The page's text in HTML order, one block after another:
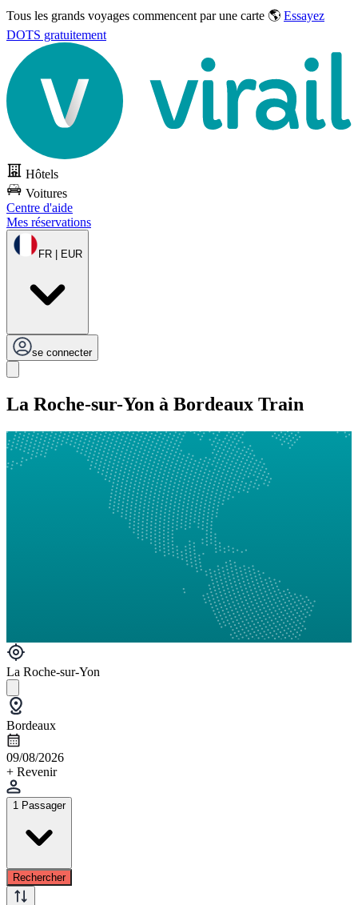
Tous les grands voyages commencent par une carte 🌎 Essayez
DOTS gratuitement
Hôtels
Voitures
Centre d'aide
Mes réservations
FR | EUR
se connecter
La Roche-sur-Yon à Bordeaux Train
La Roche-sur-Yon
Bordeaux
09/08/2026
+ Revenir
1 Passager
Rechercher